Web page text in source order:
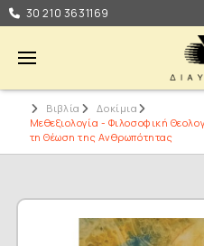
30 210 3631169
Βιβλία
Δοκίμια
Μεθεξιολογία - Φιλοσοφική
τη Θέωση της Ανθρωπότητας